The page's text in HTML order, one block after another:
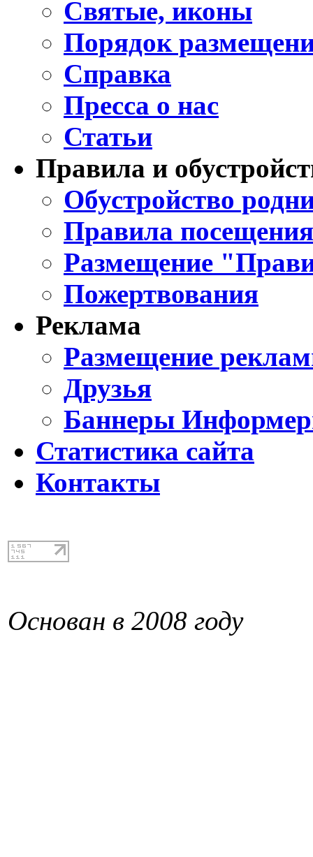
Святые, иконы
Порядок
Справка
Пресса о нас
Статьи
Правила и
Обустройство
Правила
Размещение
Пожертвования
Реклама
Размещение
Друзья
Баннеры
Статистика сайта
Контакты
Основан в 2008 году